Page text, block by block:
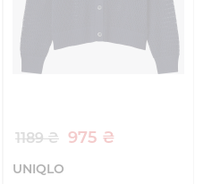
1189 ₴ 975 ₴
UNIQLO